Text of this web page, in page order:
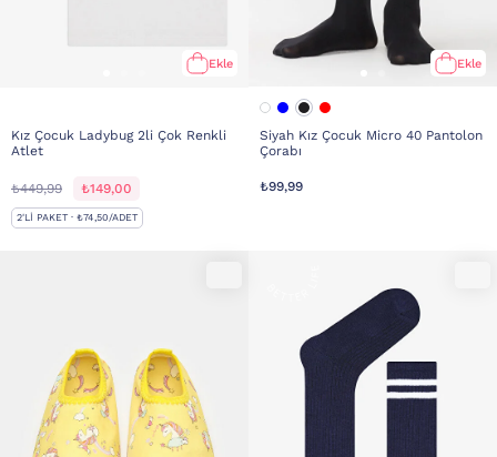
Ekle
Kız Çocuk Ladybug 2li Çok Renkli
Atlet
₺449,99 ₺149,00
2'LI PAKET · ₺74,50/ADET
Ekle
Siyah Kız Çocuk Micro 40 Pantolon
Çorabı
₺99,99